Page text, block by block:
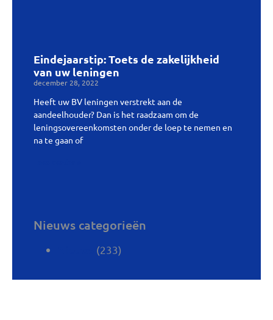
Eindejaarstip: Toets de zakelijkheid
van uw leningen
december 28, 2022
Heeft uw BV leningen verstrekt aan de
aandeelhouder? Dan is het raadzaam om de
leningsovereenkomsten onder de loep te nemen en
na te gaan of
Nieuws categorieën
(233)